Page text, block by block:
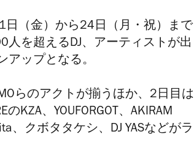
日 （金） から24日 （月・祝）
まで
を超えるDJ、アーティストが出
アップとなる。
らのアクトが揃うほか、2日目は
KZA、YOUFORGOT、AKIRAM
、クボタタケシ、DJ YASなどがラ